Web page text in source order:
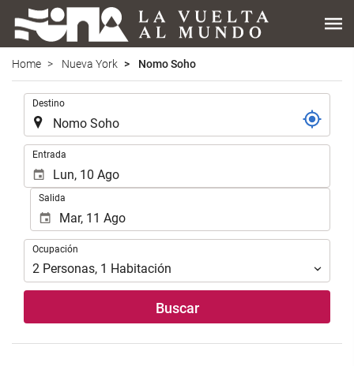
Home Nueva York Nomo Soho
Destino
Entrada
Salida
Ocupación
Ocupación
2 Personas, 1 Habitación
Buscar